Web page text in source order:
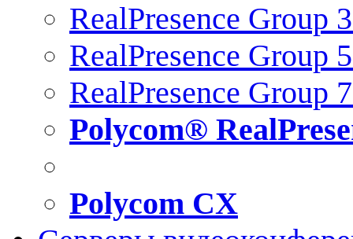
RealPresence Group
RealPresence Group
RealPresence Group
Polycom®
Polycom CX